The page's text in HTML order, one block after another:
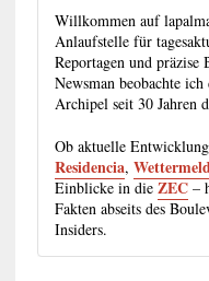
Willkommen auf
Anlaufstelle für
Reportagen und
Newsman beobachte ich
Archipel seit 30 Jahren
Ob aktuelle
Residencia,
Einblicke in dieZEC–
Fakten abseits des
Insiders.